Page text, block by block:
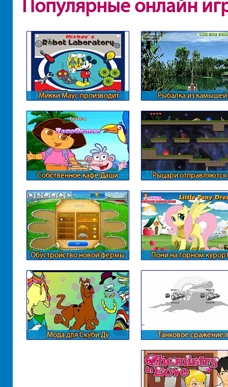
Популярные онлайн
Микки Маус производит
Рыбалка из камышей
Собственное кафе Даши
Рыцари отправляются
Обустройство новой фермы Пони на горном
Мода для Скуби Ду
Танковое сражение